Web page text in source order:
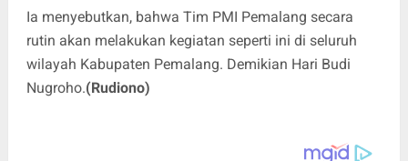
Ia menyebutkan, bahwa Tim PMI Pemalang secara
rutin akan melakukan kegiatan seperti ini di seluruh
wilayah Kabupaten Pemalang. Demikian Hari Budi
Nugroho.(Rudiono)